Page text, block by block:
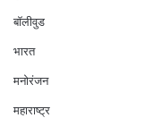
बॉलीवुड
भारत
मनोरंजन
महाराष्ट्र